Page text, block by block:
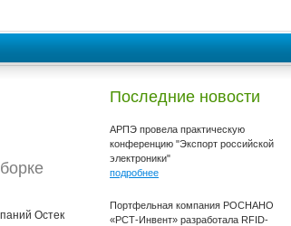
Остек
Последние новости
АРПЭ провела практическую
конференцию "Экспорт российской
электроники"
подробнее
Портфельная компания РОСНАНО
«РСТ-Инвент» разработала RFID-